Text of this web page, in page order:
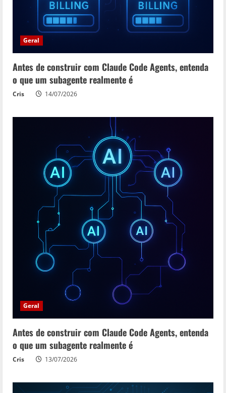
Geral
Antes de construir com Claude Code Agents, entenda
o que um subagente realmente é
Cris 14/07/2026
Geral
Antes de construir com Claude Code Agents, entenda
o que um subagente realmente é
Cris 13/07/2026